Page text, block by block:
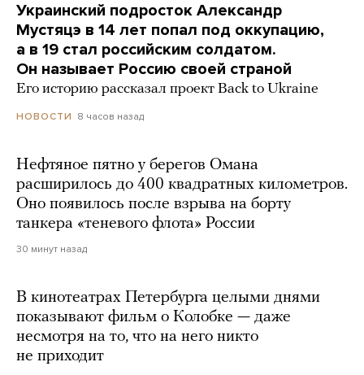
Украинский подросток Александр
Мустяцэ в 14 лет попал под оккупацию,
а в 19 стал российским солдатом.
Он называет Россию своей страной
Его историю рассказал проект Back to Ukraine
НОВОСТИ 8 часов назад
Нефтяное пятно у берегов Омана
расширилось до 400 квадратных километров.
Оно появилось после взрыва на борту
танкера «теневого флота» России
30 минут назад
В кинотеатрах Петербурга целыми днями
показывают фильм о Колобке — даже
несмотря на то, что на него никто
не приходит